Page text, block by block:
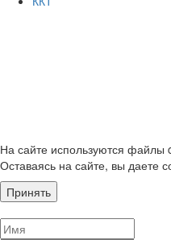
На сайте используются файлы
Оставаясь на сайте, вы даете
Принять